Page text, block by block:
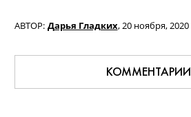
АВТОР: Дарья Гладких,20 ноября, 2020
КОММЕНТАРИИ